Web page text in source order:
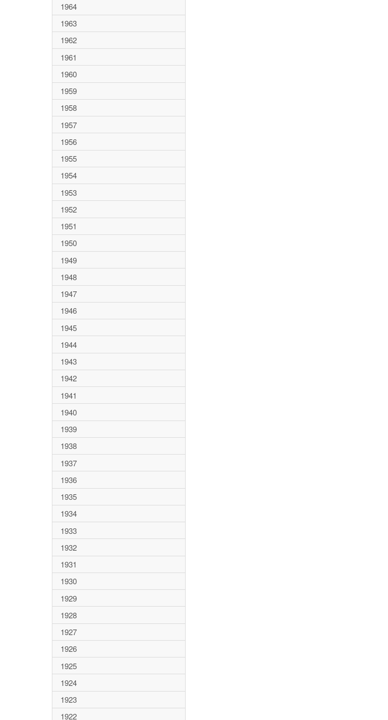
1964
1963
1962
1961
1960
1959
1958
1957
1956
1955
1954
1953
1952
1951
1950
1949
1948
1947
1946
1945
1944
1943
1942
1941
1940
1939
1938
1937
1936
1935
1934
1933
1932
1931
1930
1929
1928
1927
1926
1925
1924
1923
1922